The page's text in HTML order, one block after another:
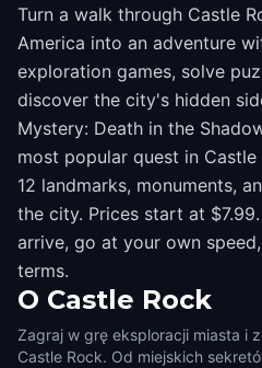
Turn a walk through Castle
America into an adventure
exploration games, solve
discover the city's hidden
Mystery: Death in the
most popular quest in
12 landmarks, monuments,
the city. Prices start at
arrive, go at your own
terms.
O Castle Rock
Zagraj w grę eksploracji miasta i
Castle Rock. Od miejskich